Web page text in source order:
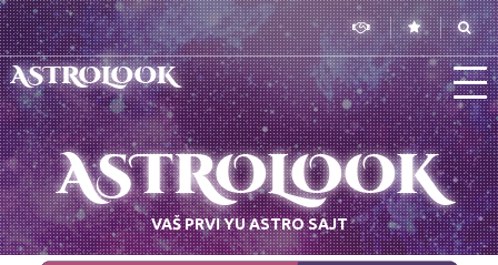
ASTROLOOK
ASTROLOOK
VAŠ PRVI YU ASTRO SAJT